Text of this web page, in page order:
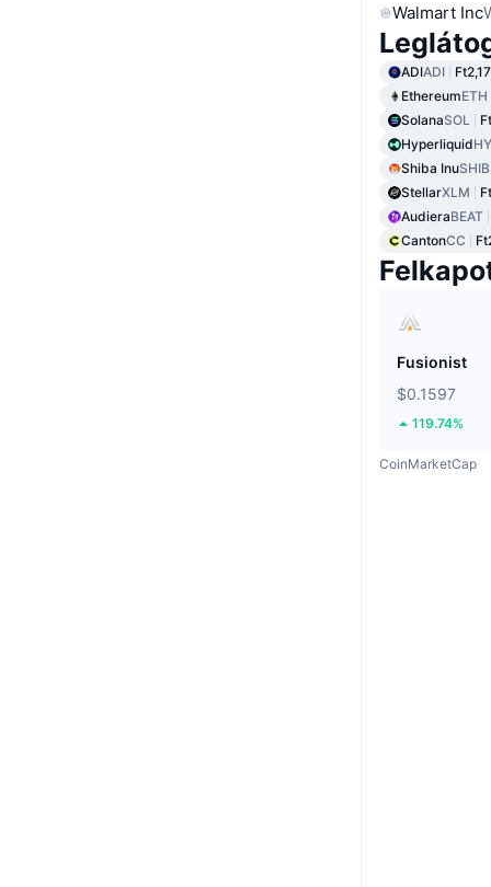
Walmart Inc
ADIADI
EthereumETH
SolanaSOL
Hyperliquid
Shiba InuSHIB
StellarXLM
AudieraBEAT
CantonCC
Fusionist
$0.1597
119.74%
CoinMarketCap